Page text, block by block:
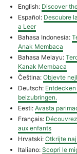
English: Discover
Español: Descubre
a Leer
Bahasa Indonesia:
Anak Membaca
Bahasa Melayu:
Kanak Membaca
Čeština: Objevte
Deutsch:
beizubringen.
Eesti: Avasta
Français:
aux enfants
Hrvatski: Otkrijte
Italiano: Scopri le